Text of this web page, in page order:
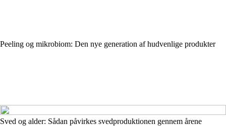
Peeling og mikrobiom: Den nye generation af hudvenlige produkter
Sved og alder: Sådan påvirkes svedproduktionen gennem årene